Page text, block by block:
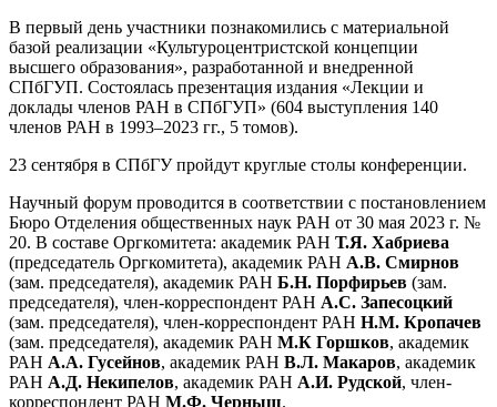
В первый день участники познакомились с материальной
базой реализации «Культуроцентристской концепции
высшего образования», разработанной и внедренной
СПбГУП. Состоялась презентация издания «Лекции и
доклады членов РАН в СПбГУП» (604 выступления 140
членов РАН в 1993–2023 гг., 5 томов).
23 сентября в СПбГУ пройдут круглые столы конференции.
Научный форум проводится в соответствии с постановлением
Бюро Отделения общественных наук РАН от 30 мая 2023 г. №
20. В составе Оргкомитета: академик РАН Т.Я. Хабриева
(председатель Оргкомитета), академик РАН А.В. Смирнов
(зам. председателя), академик РАН Б.Н. Порфирьев (зам.
председателя), член-корреспондент РАН А.С. Запесоцкий
(зам. председателя), член-корреспондент РАН Н.М. Кропачев
(зам. председателя), академик РАН М.К Горшков, академик
РАН А.А. Гусейнов, академик РАН В.Л. Макаров, академик
РАН А.Д. Некипелов, академик РАН А.И. Рудской, член-
корреспондент РАН М.Ф. Черныш.